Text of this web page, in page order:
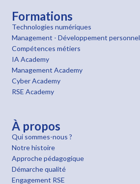
Formations
Technologies numériques
Management - Développement personnel
Compétences métiers
IA Academy
Management Academy
Cyber Academy
RSE Academy
À propos
Qui sommes-nous ?
Notre histoire
Approche pédagogique
Démarche qualité
Engagement RSE